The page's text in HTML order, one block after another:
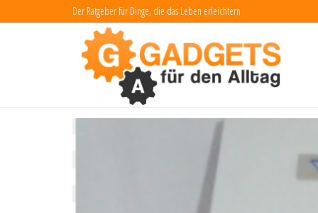
Inhalt
Der Ratgeber für Dinge, die das Leben erleichtern